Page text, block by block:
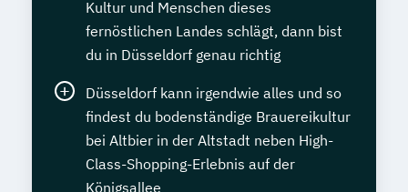
Kultur und Menschen dieses
fernöstlichen Landes schlägt, dann bist
du in Düsseldorf genau richtig
Düsseldorf kann irgendwie alles und so
findest du bodenständige Brauereikultur
bei Altbier in der Altstadt neben High-
Class-Shopping-Erlebnis auf der
Königsallee